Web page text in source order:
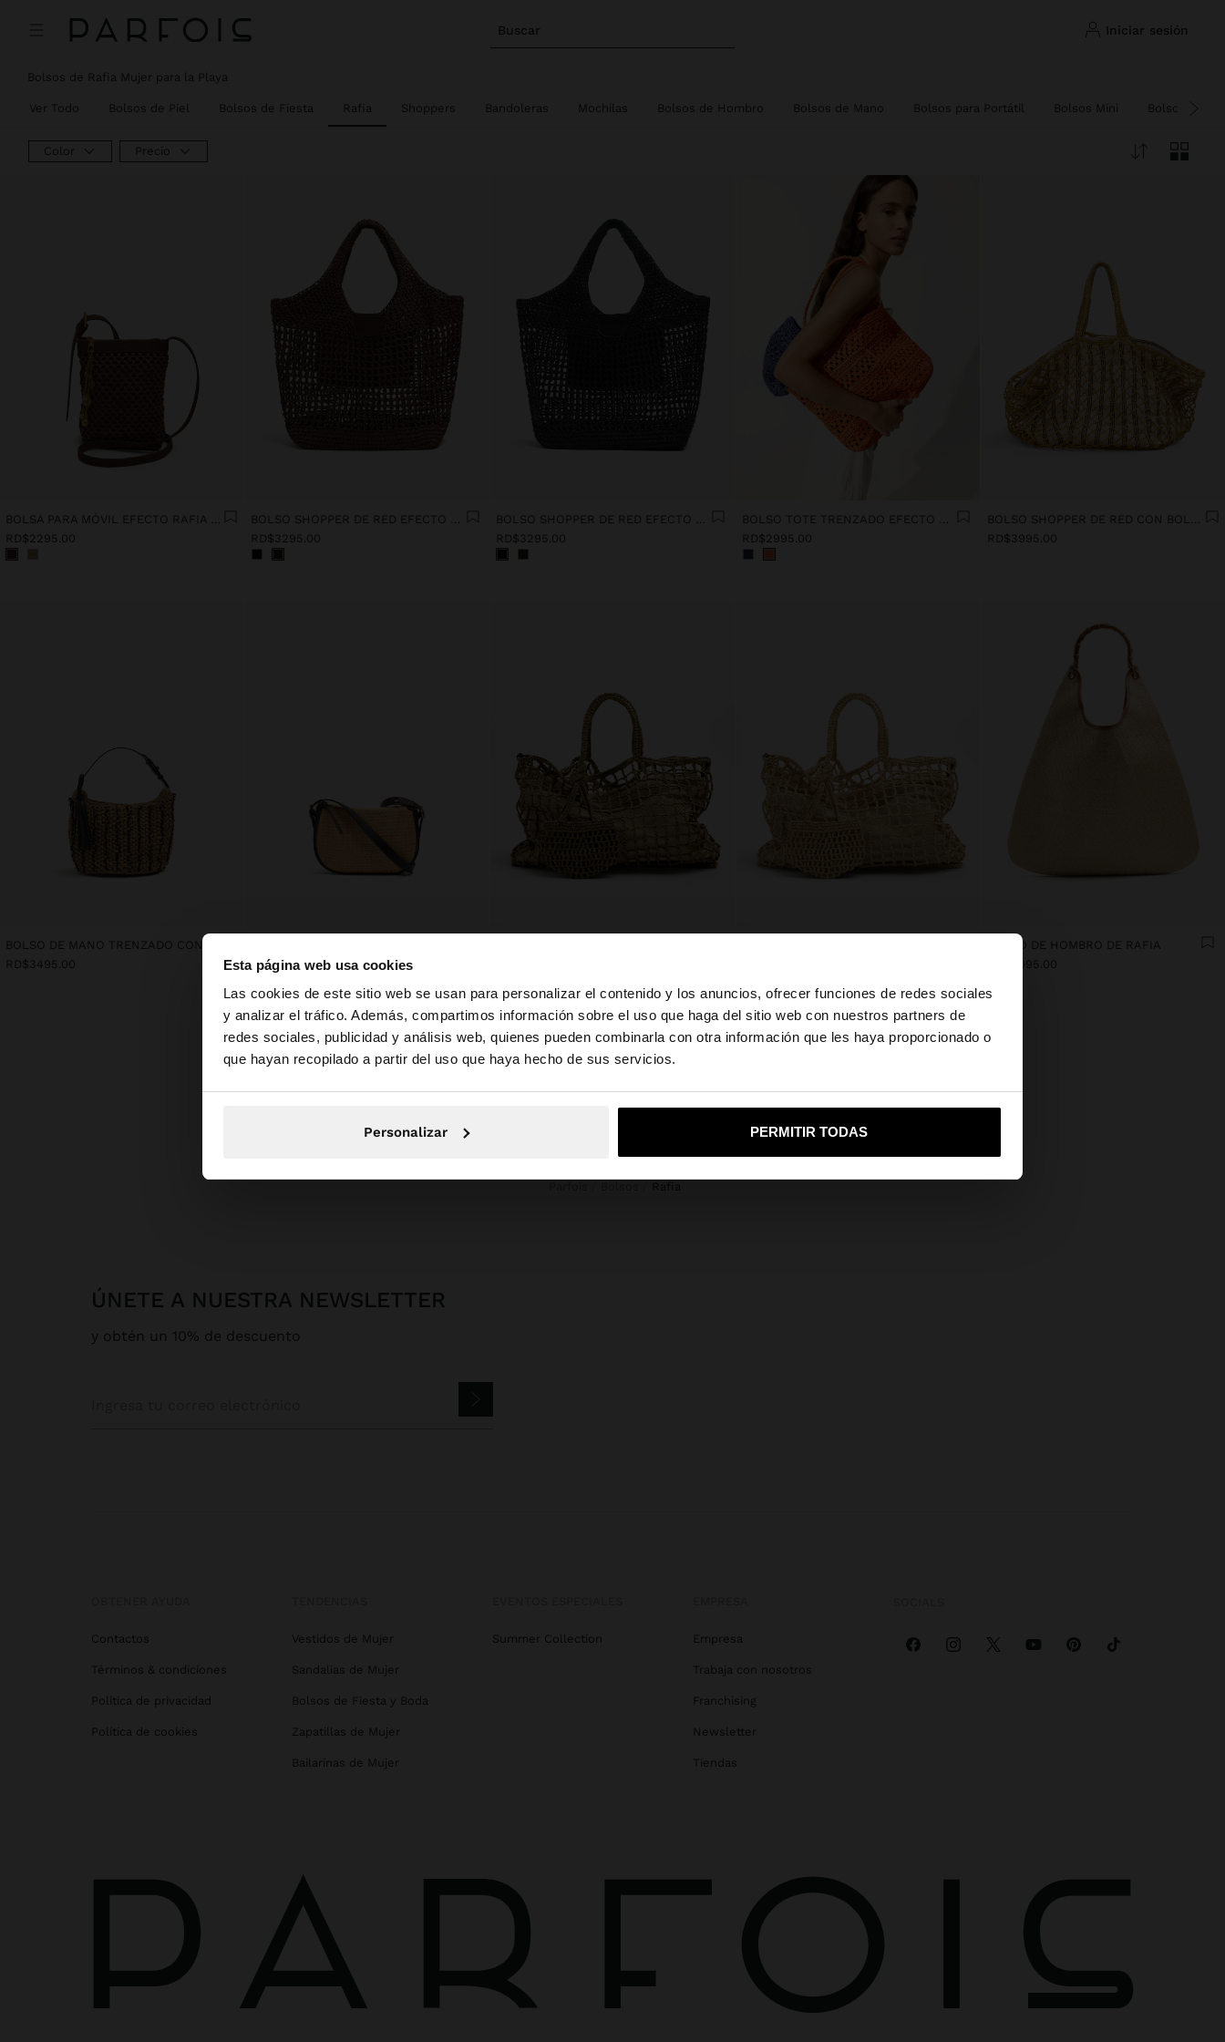
Esta página web usa cookies
Las cookies de este sitio web se usan para personalizar el contenido y los anuncios, ofrecer funciones de redes sociales
y analizar el tráfico. Además, compartimos información sobre el uso que haga del sitio web con nuestros partners de
redes sociales, publicidad y análisis web, quienes pueden combinarla con otra información que les haya proporcionado o
que hayan recopilado a partir del uso que haya hecho de sus servicios.
Personalizar PERMITIR TODAS
Buscar iniciar sesión
hola ×
Estás accediendo a la web de Dominican Republic. ¿Quieres ir a la web de United States?
No, continuar en la web de Dominican Republic Sí, llévame a United States
Bolsos de Rafia Mujer para la Playa
Ver Todo Bolsos de Piel Bolsos de Fiesta Rafia Shoppers Bandoleras Mochilas Bolsos de Hombro Bolsos de Mano Bolsos para Portátil Bolsos Mini Bolsos
Color Precio
BOLSA PARA MÓVIL EFECTO RAFIA CON COLGANTE
RD$2295.00
BOLSO SHOPPER DE RED EFECTO RAFIA
RD$3295.00
BOLSO SHOPPER DE RED EFECTO RAFIA
RD$3295.00
BOLSO TOTE TRENZADO EFECTO RAFIA
RD$2995.00
BOLSO SHOPPER DE RED CON BOLSA REMOVIBLE A RAYAS
RD$3995.00
RD$3495.00
RD$2995.00
BOLSO DE HOMBRO DE RAFIA
RD$3995.00
ÚNETE A NUESTRA NEWSLETTER
y obtén un 10% de descuento
Contactos
Términos & condiciones
Política de privacidad
Política de cookies
Vestidos de Mujer
Sandalias de Mujer
Bolsos de Fiesta y Boda
Zapatillas de Mujer
Bailarinas de Mujer
Summer Collection Empresa
Trabaja con nosotros
Franchising
Newsletter
Tiendas